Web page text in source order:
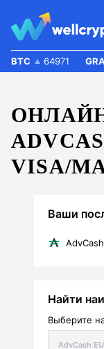
BTC 64971
VISA/
Ваши
Найти
Выберите